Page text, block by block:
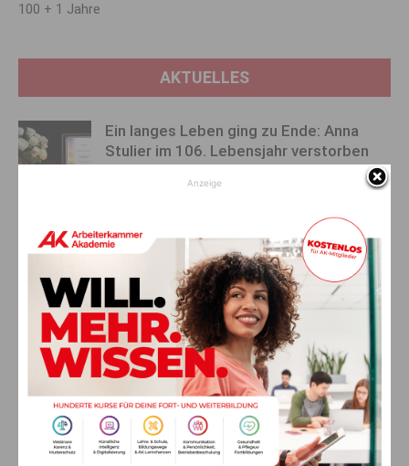
100 + 1 Jahre
AKTUELLES
Ein langes Leben ging zu Ende: Anna
Stulier im 106. Lebensjahr verstorben
Ehrung für 50 Jahre Chorleitung:
Kärntner Lorbeer in Gold für Herwig
8. August 2026
„Paolo Santonino“ wird heute gespielt –
abgesagte Premiere von gestern Abend
wird morgen nachgeholt
Aktuell 8. August 2026
Anzeige
Anzeige